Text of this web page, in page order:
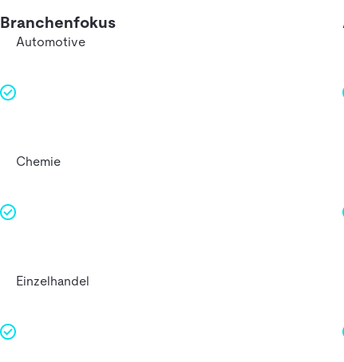
Branchenfokus
Automotive
Chemie
Einzelhandel